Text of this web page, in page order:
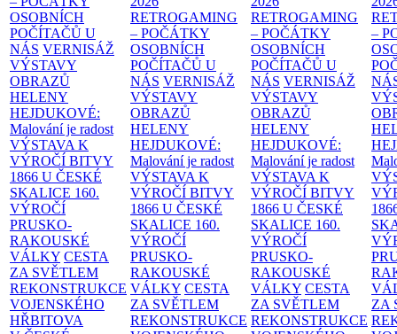
OSOBNÍCH
POČÍTAČŮ U
NÁS VERNISÁŽ
VÝSTAVY
OBRAZŮ
HELENY
HEJDUKOVÉ:
Malování je radost
VÝSTAVA K
VÝROČÍ BITVY
1866 U ČESKÉ
SKALICE 160.
VÝROČÍ
PRUSKO-
RAKOUSKÉ
VÁLKY CESTA
ZA SVĚTLEM
REKONSTRUKCE
VOJENSKÉHO
HŘBITOVA
RETROGAMING
– POČÁTKY
OSOBNÍCH
POČÍTAČŮ U
NÁS VERNISÁŽ
VÝSTAVY
OBRAZŮ
HELENY
HEJDUKOVÉ:
Malování je radost
VÝSTAVA K
VÝROČÍ BITVY
1866 U ČESKÉ
SKALICE 160.
VÝROČÍ
PRUSKO-
RAKOUSKÉ
VÁLKY CESTA
ZA SVĚTLEM
REKONSTRUKCE
RETROGAMING
– POČÁTKY
OSOBNÍCH
POČÍTAČŮ U
NÁS VERNISÁŽ
VÝSTAVY
OBRAZŮ
HELENY
HEJDUKOVÉ:
Malování je radost
VÝSTAVA K
VÝROČÍ BITVY
1866 U ČESKÉ
SKALICE 160.
VÝROČÍ
PRUSKO-
RAKOUSKÉ
VÁLKY CESTA
ZA SVĚTLEM
REKONSTRUKCE
–
ZA